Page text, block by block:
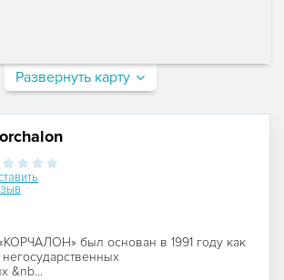
Развернуть карту
был основан в 1991 году как
&nb...